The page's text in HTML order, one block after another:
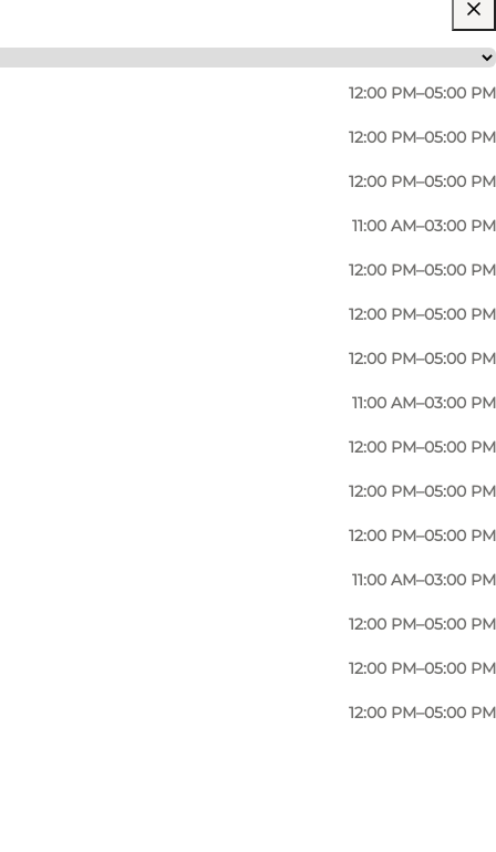
12:00 PM–05:00 PM
12:00 PM–05:00 PM
12:00 PM–05:00 PM
11:00 AM–03:00 PM
12:00 PM–05:00 PM
12:00 PM–05:00 PM
12:00 PM–05:00 PM
11:00 AM–03:00 PM
12:00 PM–05:00 PM
12:00 PM–05:00 PM
12:00 PM–05:00 PM
11:00 AM–03:00 PM
12:00 PM–05:00 PM
12:00 PM–05:00 PM
12:00 PM–05:00 PM